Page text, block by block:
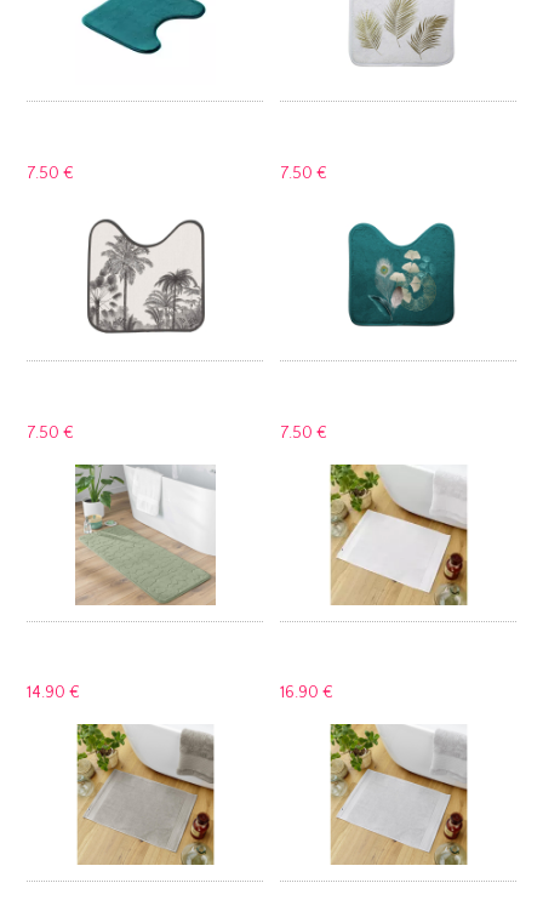
7.50 € 7.50 €
7.50 € 7.50 €
14.90 € 16.90 €